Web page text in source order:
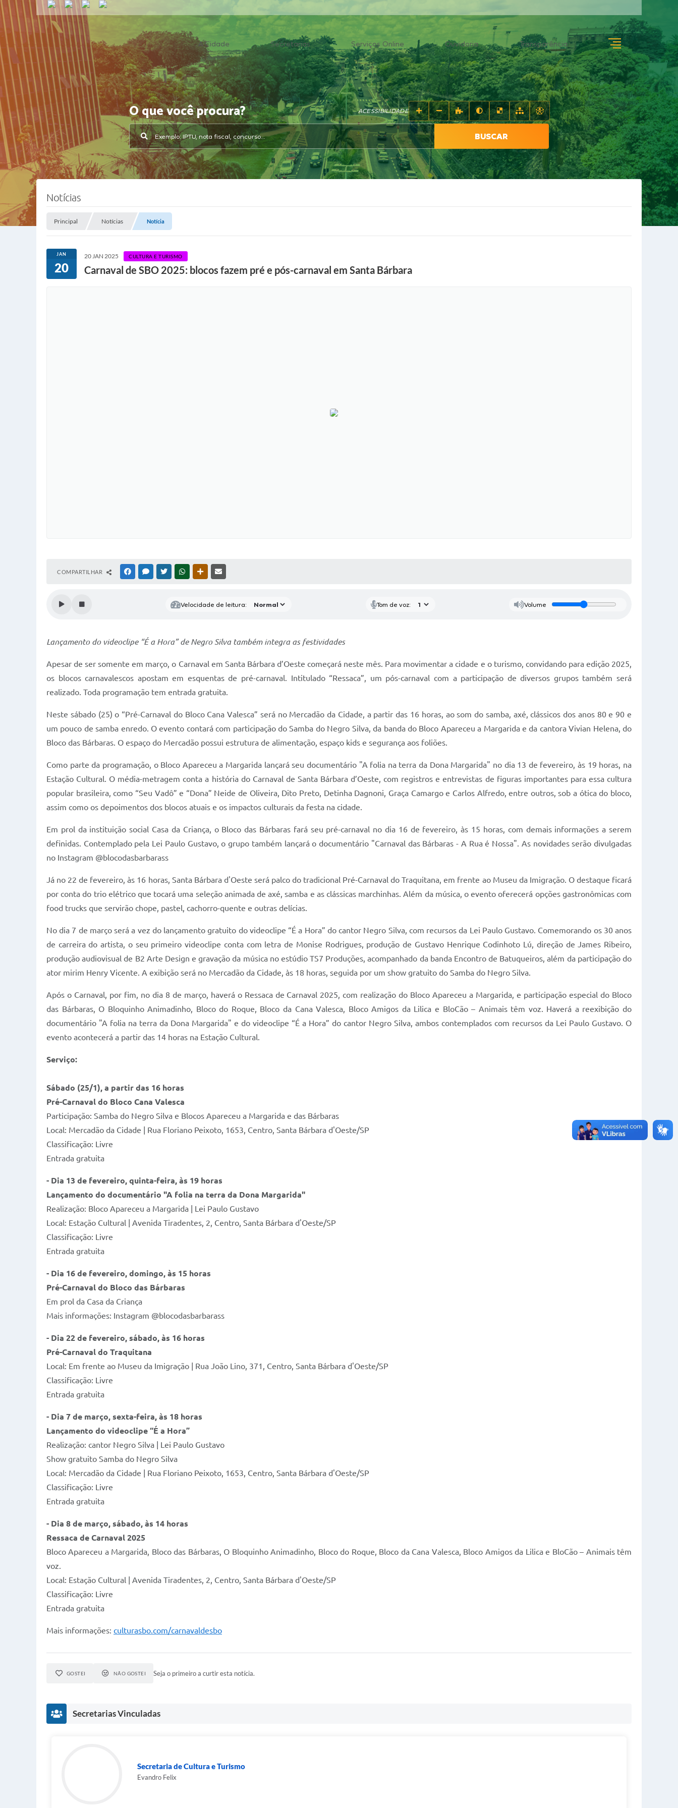
A Cidade Secretarias Serviços Online Ouvidoria Transparência
O que você procura?
BUSCAR
ACESSIBILIDADE
Notícias
Principal Notícias Notícia
JAN
20
20 JAN 2025 CULTURA E TURISMO
Carnaval de SBO 2025: blocos fazem pré e pós-carnaval em Santa Bárbara
COMPARTILHAR FACEBOOKMESSENGER
TWITTERWHATSAPPOUTRAS MÍDIAS
Velocidade de leitura: Tom de voz: Volume
Lançamento do videoclipe “É a Hora” de Negro Silva também integra as festividades
Apesar de ser somente em março, o Carnaval em Santa Bárbara d’Oeste começará neste mês. Para movimentar a cidade e o turismo, convidando para edição 2025,
os blocos carnavalescos apostam em esquentas de pré-carnaval. Intitulado “Ressaca”, um pós-carnaval com a participação de diversos grupos também será
realizado. Toda programação tem entrada gratuita.
Neste sábado (25) o “Pré-Carnaval do Bloco Cana Valesca” será no Mercadão da Cidade, a partir das 16 horas, ao som do samba, axé, clássicos dos anos 80 e 90 e
um pouco de samba enredo. O evento contará com participação do Samba do Negro Silva, da banda do Bloco Apareceu a Margarida e da cantora Vivian Helena, do
Bloco das Bárbaras. O espaço do Mercadão possui estrutura de alimentação, espaço kids e segurança aos foliões.
Como parte da programação, o Bloco Apareceu a Margarida lançará seu documentário "A folia na terra da Dona Margarida" no dia 13 de fevereiro, às 19 horas, na
Estação Cultural. O média-metragem conta a história do Carnaval de Santa Bárbara d’Oeste, com registros e entrevistas de figuras importantes para essa cultura
popular brasileira, como “Seu Vadô” e “Dona” Neide de Oliveira, Dito Preto, Detinha Dagnoni, Graça Camargo e Carlos Alfredo, entre outros, sob a ótica do bloco,
assim como os depoimentos dos blocos atuais e os impactos culturais da festa na cidade.
Em prol da instituição social Casa da Criança, o Bloco das Bárbaras fará seu pré-carnaval no dia 16 de fevereiro, às 15 horas, com demais informações a serem
definidas. Contemplado pela Lei Paulo Gustavo, o grupo também lançará o documentário "Carnaval das Bárbaras - A Rua é Nossa". As novidades serão divulgadas
no Instagram @blocodasbarbarass
Já no 22 de fevereiro, às 16 horas, Santa Bárbara d'Oeste será palco do tradicional Pré-Carnaval do Traquitana, em frente ao Museu da Imigração. O destaque ficará
por conta do trio elétrico que tocará uma seleção animada de axé, samba e as clássicas marchinhas. Além da música, o evento oferecerá opções gastronômicas com
food trucks que servirão chope, pastel, cachorro-quente e outras delícias.
No dia 7 de março será a vez do lançamento gratuito do videoclipe “É a Hora” do cantor Negro Silva, com recursos da Lei Paulo Gustavo. Comemorando os 30 anos
de carreira do artista, o seu primeiro videoclipe conta com letra de Monise Rodrigues, produção de Gustavo Henrique Codinhoto Lú, direção de James Ribeiro,
produção audiovisual de B2 Arte Design e gravação da música no estúdio TS7 Produções, acompanhado da banda Encontro de Batuqueiros, além da participação do
ator mirim Henry Vicente. A exibição será no Mercadão da Cidade, às 18 horas, seguida por um show gratuito do Samba do Negro Silva.
Após o Carnaval, por fim, no dia 8 de março, haverá o Ressaca de Carnaval 2025, com realização do Bloco Apareceu a Margarida, e participação especial do Bloco
das Bárbaras, O Bloquinho Animadinho, Bloco do Roque, Bloco da Cana Valesca, Bloco Amigos da Lilica e BloCão – Animais têm voz. Haverá a reexibição do
documentário "A folia na terra da Dona Margarida" e do videoclipe “É a Hora” do cantor Negro Silva, ambos contemplados com recursos da Lei Paulo Gustavo. O
evento acontecerá a partir das 14 horas na Estação Cultural.
Serviço:
Sábado (25/1), a partir das 16 horas
Pré-Carnaval do Bloco Cana Valesca
Participação: Samba do Negro Silva e Blocos Apareceu a Margarida e das Bárbaras
Local: Mercadão da Cidade | Rua Floriano Peixoto, 1653, Centro, Santa Bárbara d'Oeste/SP
Classificação: Livre
Entrada gratuita
- Dia 13 de fevereiro, quinta-feira, às 19 horas
Lançamento do documentário "A folia na terra da Dona Margarida"
Realização: Bloco Apareceu a Margarida | Lei Paulo Gustavo
Local: Estação Cultural | Avenida Tiradentes, 2, Centro, Santa Bárbara d'Oeste/SP
Classificação: Livre
Entrada gratuita
- Dia 16 de fevereiro, domingo, às 15 horas
Pré-Carnaval do Bloco das Bárbaras
Em prol da Casa da Criança
Mais informações: Instagram @blocodasbarbarass
- Dia 22 de fevereiro, sábado, às 16 horas
Pré-Carnaval do Traquitana
Local: Em frente ao Museu da Imigração | Rua João Lino, 371, Centro, Santa Bárbara d'Oeste/SP
Classificação: Livre
Entrada gratuita
- Dia 7 de março, sexta-feira, às 18 horas
Lançamento do videoclipe “É a Hora”
Realização: cantor Negro Silva | Lei Paulo Gustavo
Show gratuito Samba do Negro Silva
Local: Mercadão da Cidade | Rua Floriano Peixoto, 1653, Centro, Santa Bárbara d'Oeste/SP
Classificação: Livre
Entrada gratuita
- Dia 8 de março, sábado, às 14 horas
Ressaca de Carnaval 2025
Bloco Apareceu a Margarida, Bloco das Bárbaras, O Bloquinho Animadinho, Bloco do Roque, Bloco da Cana Valesca, Bloco Amigos da Lilica e BloCão – Animais têm
voz.
Local: Estação Cultural | Avenida Tiradentes, 2, Centro, Santa Bárbara d'Oeste/SP
Classificação: Livre
Entrada gratuita
Mais informações: culturasbo.com/carnavaldesbo
GOSTEI NÃO GOSTEI Seja o primeiro a curtir esta notícia.
Secretarias Vinculadas
Secretaria de Cultura e Turismo
Evandro Felix